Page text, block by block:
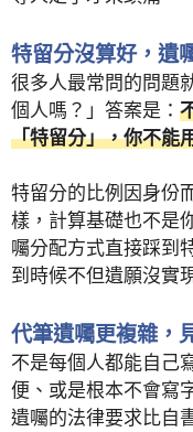
特留分沒算好，遺
很多人最常問的問題
個人嗎？」答案是：
「特留分」，你不能
特留分的比例因身份
樣，計算基礎也不是
囑分配方式直接踩到
到時候不但遺願沒實
代筆遺囑更複雜，
不是每個人都能自
便、或是根本不會寫
遺囑的法律要求比自